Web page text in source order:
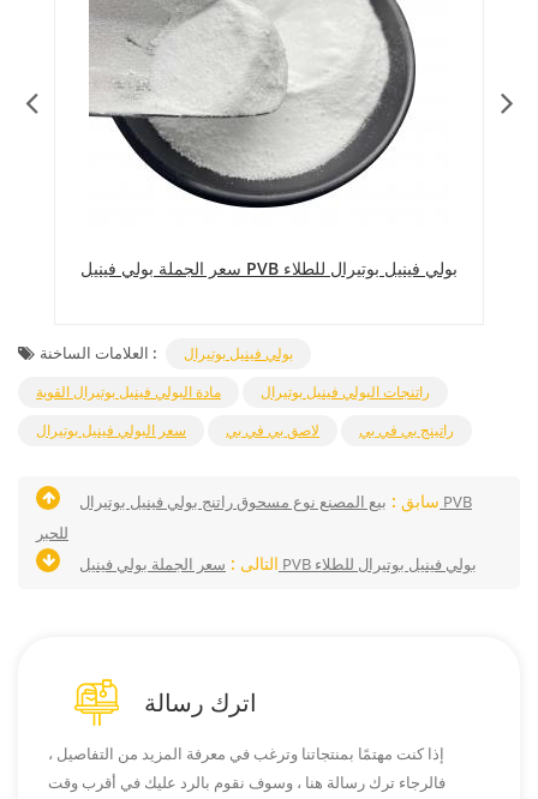
سعر الجملة بولي فينيل PVB بولي فينيل بوتيرال للطلاء
العلامات الساخنة :
بولي فينيل بوتيرال
مادة البولي فينيل بوتيرال القوية
راتنجات البولي فينيل بوتيرال
سعر البولي فينيل بوتيرال
لاصق بي في بي راتينج بي في بي
سابق : بيع المصنع نوع مسحوق راتنج بولي فينيل بوتيرال PVB
للحبر
التالى : سعر الجملة بولي فينيل PVB بولي فينيل بوتيرال للطلاء
اترك رسالة
إذا كنت مهتمًا بمنتجاتنا وترغب في معرفة المزيد من التفاصيل ،
فالرجاء ترك رسالة هنا ، وسوف نقوم بالرد عليك في أقرب وقت